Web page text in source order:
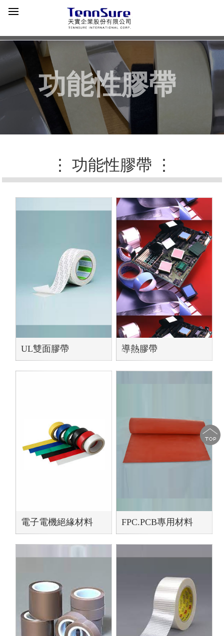
功能性膠帶
⋮ 功能性膠帶 ⋮
UL雙面膠帶 導熱膠帶
電子電機絕緣材料 FPC.PCB專用材料